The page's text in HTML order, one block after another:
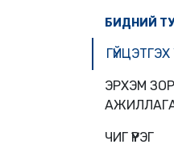
БИДНИЙ
ЭРХЭМ
ЧИГ ҮҮРЭГ